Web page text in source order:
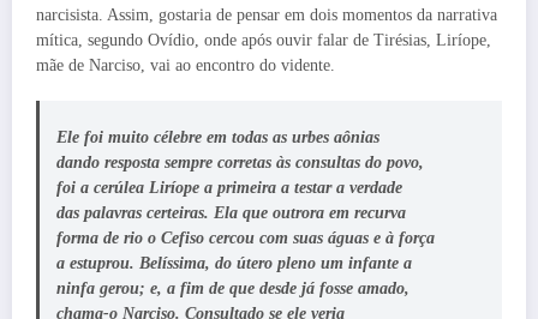
narcisista. Assim, gostaria de pensar em dois momentos da narrativa
mítica, segundo Ovídio, onde após ouvir falar de Tirésias, Liríope,
mãe de Narciso, vai ao encontro do vidente.
Ele foi muito célebre em todas as urbes aônias
dando resposta sempre corretas às consultas do povo,
foi a cerúlea Liríope a primeira a testar a verdade
das palavras certeiras. Ela que outrora em recurva
forma de rio o Cefiso cercou com suas águas e à força
a estuprou. Belíssima, do útero pleno um infante a
ninfa gerou; e, a fim de que desde já fosse amado,
chama-o Narciso. Consultado se ele veria